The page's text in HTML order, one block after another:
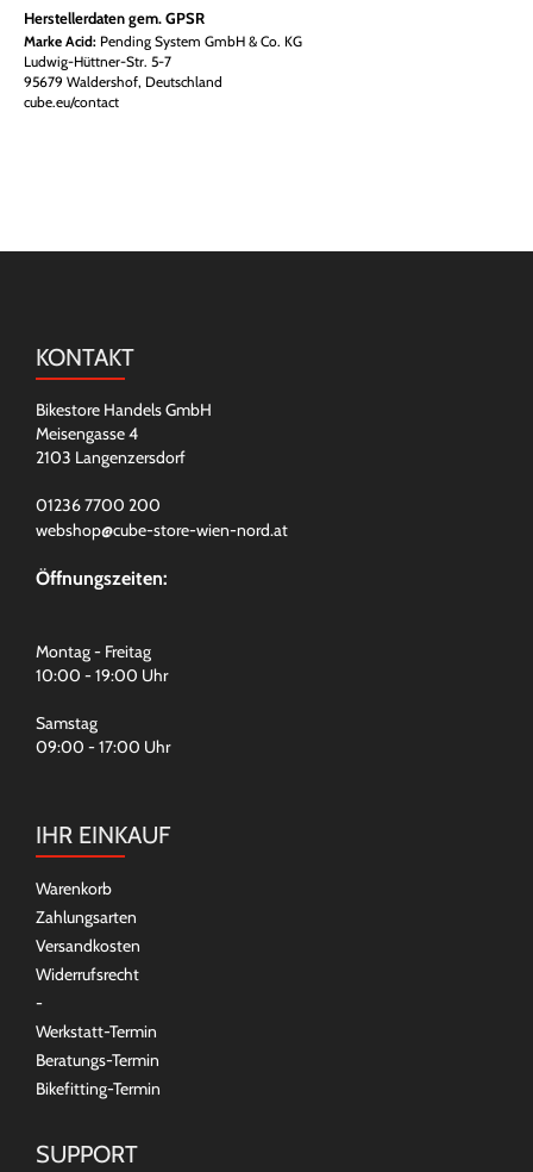
Herstellerdaten gem. GPSR
Marke Acid: Pending System GmbH & Co. KG
Ludwig-Hüttner-Str. 5-7
95679 Waldershof, Deutschland
cube.eu/contact
KONTAKT
Bikestore Handels GmbH
Meisengasse 4
2103 Langenzersdorf
01236 7700 200
webshop@cube-store-wien-nord.at
Öffnungszeiten:
Montag - Freitag
10:00 - 19:00 Uhr
Samstag
09:00 - 17:00 Uhr
IHR EINKAUF
Warenkorb
Zahlungsarten
Versandkosten
Widerrufsrecht
-
Werkstatt-Termin
Beratungs-Termin
Bikefitting-Termin
SUPPORT